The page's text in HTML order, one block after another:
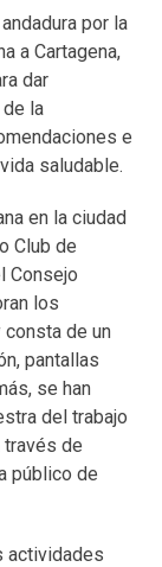
por la
a Cartagena,
dar
la
e
saludable.
en la ciudad
Club de
Consejo
los
de un
pantallas
se han
del trabajo
de
público de
actividades